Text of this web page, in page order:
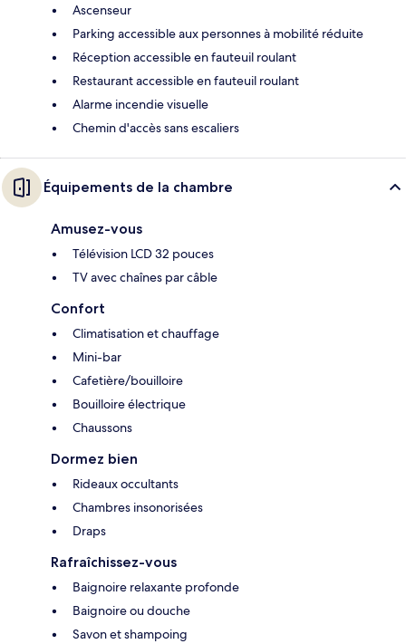
Ascenseur
Parking accessible aux personnes à mobilité réduite
Réception accessible en fauteuil roulant
Restaurant accessible en fauteuil roulant
Alarme incendie visuelle
Chemin d'accès sans escaliers
Équipements de la chambre
Amusez-vous
Télévision LCD 32 pouces
TV avec chaînes par câble
Confort
Climatisation et chauffage
Mini-bar
Cafetière/bouilloire
Bouilloire électrique
Chaussons
Dormez bien
Rideaux occultants
Chambres insonorisées
Draps
Rafraîchissez-vous
Baignoire relaxante profonde
Baignoire ou douche
Savon et shampoing